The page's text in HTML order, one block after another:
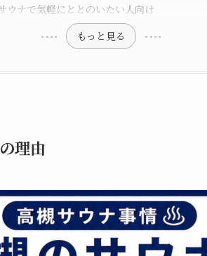
ウナで気軽にととのいたい人向け
もっと見る
理由